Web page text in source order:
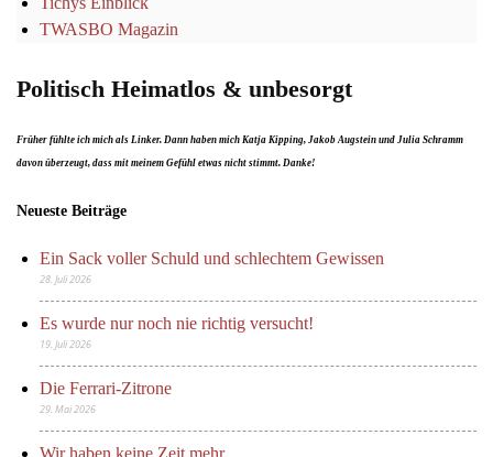
TWASBO Magazin
Politisch Heimatlos & unbesorgt
Früher fühlte ich mich als Linker. Dann haben mich Katja Kipping, Jakob Augstein und Julia Schramm
davon überzeugt, dass mit meinem Gefühl etwas nicht stimmt. Danke!
Neueste Beiträge
Ein Sack voller Schuld und schlechtem Gewissen
28. Juli 2026
Es wurde nur noch nie richtig versucht!
19. Juli 2026
Die Ferrari-Zitrone
29. Mai 2026